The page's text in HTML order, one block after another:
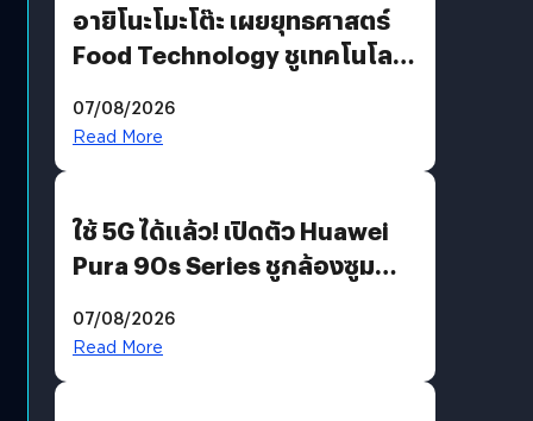
อายิโนะโมะโต๊ะ เผยยุทธศาสตร์
Food Technology ชูเทคโนโลยี
บริโภคและ B2B
07/08/2026
Read More
ใช้ 5G ได้แล้ว! เปิดตัว Huawei
Pura 90s Series ชูกล้องซูม
07/08/2026
Read More